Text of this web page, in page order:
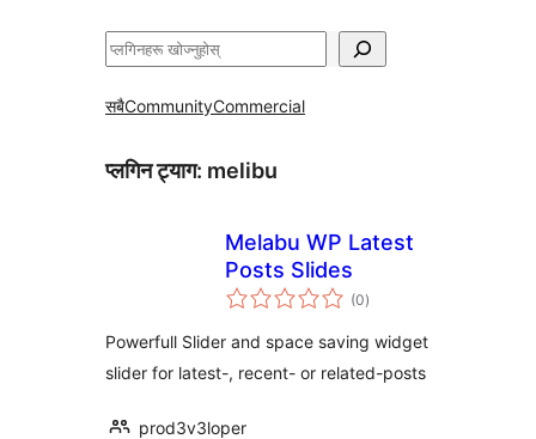
खोज्नुहोस्
सबैCommunityCommercial
प्लगिन ट्याग: melibu
Melabu WP Latest
Posts Slides
(0कुल
रेटिङ्गहरू
)
Powerfull Slider and space saving widget
slider for latest-, recent- or related-posts
prod3v3loper